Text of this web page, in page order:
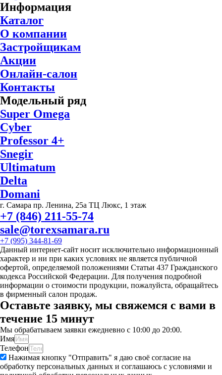
Информация
Каталог
О компании
Застройщикам
Акции
Онлайн-салон
Контакты
Модельный ряд
Super Omega
Cyber
Professor 4+
Snegir
Ultimatum
Delta
Domani
г. Самара пр. Ленина, 25а ТЦ Люкс, 1 этаж
+7 (846) 211-55-74
sale@torexsamara.ru
+7 (995) 344-81-69
Данный интернет-сайт носит исключительно информационный
характер и ни при каких условиях не является публичной
офертой, определяемой положениями Статьи 437 Гражданского
кодекса Российской Федерации. Для получения подробной
информации о стоимости продукции, пожалуйста, обращайтесь
в фирменный салон продаж.
Оставьте заявку, мы свяжемся с вами в
течение 15 минут
Мы обрабатываем заявки ежедневно с 10:00 до 20:00.
Имя
Телефон
Нажимая кнопку "Отправить" я даю своё согласие на
обработку персональных данных и соглашаюсь с условиями и